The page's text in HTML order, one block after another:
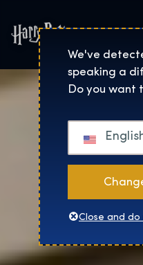
We've
speaking a
Do you want
Close and